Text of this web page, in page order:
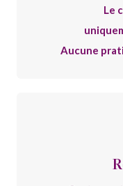
Le
Aucune